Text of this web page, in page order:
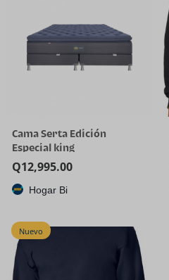
Cama Serta Edición
Especial king
Q12,995.00
Hogar Bi
Nuevo